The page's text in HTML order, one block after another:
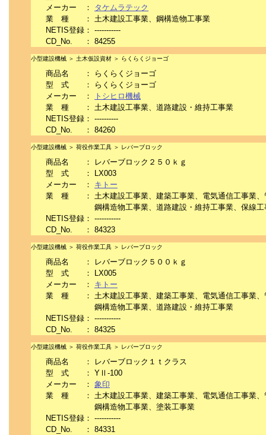
メーカー
：
タケムラテック
業 種
： 土木建設工事業、鋼構造物工事業
NETIS登録 ： -----------
CD_No.
： 84255
小型建設機械 ＞ 土木仮設資材 ＞ らくらくジョーゴ
商品名 ：
らくらくジョーゴ
型 式
：
らくらくジョーゴ
メーカー
：
トシヒロ機械
業 種
： 土木建設工事業、道路建設・維持工事業
NETIS登録 ： ----------
CD_No.
： 84260
小型建設機械 ＞ 荷役作業工具 ＞ レバーブロック
商品名 ：
レバーブロック２５０ｋｇ
型 式
：
LX003
メーカー
： キトー
業 種
： 土木建設工事業、建築工事業、電気通信工事業
鋼構造物工事業、道路建設・維持工事業、保線工
NETIS登録 ： -----------
CD_No.
： 84323
小型建設機械 ＞ 荷役作業工具 ＞ レバーブロック
商品名 ：
レバーブロック５００ｋｇ
型 式
：
LX005
メーカー
： キトー
業 種
： 土木建設工事業、建築工事業、電気通信工事業
鋼構造物工事業、道路建設・維持工事業
NETIS登録 ： -----------
CD_No.
： 84325
小型建設機械 ＞ 荷役作業工具 ＞ レバーブロック
商品名 ：
レバーブロック１ｔクラス
型 式
： YⅡ-100
メーカー
： 象印
業 種
： 土木建設工事業、建築工事業、電気通信工事業
鋼構造物工事業、塗装工事業
NETIS登録 ： -----------
CD_No.
： 84331